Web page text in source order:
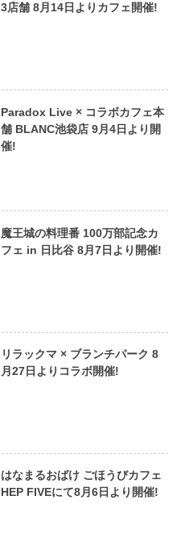
3店舗 8月14日よりカフェ開催!
Paradox Live × コラボカフェ本
舗 BLANC池袋店 9月4日より開
催!
魔王城の料理番 100万部記念カ
フェ in 日比谷 8月7日より開催!
リラックマ × ブランチパーク 8
月27日よりコラボ開催!
はなまるおばけ ごほうびカフェ
HEP FIVEにて8月6日より開催!